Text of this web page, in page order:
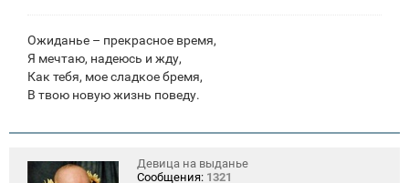
Ожиданье – прекрасное время,
Я мечтаю, надеюсь и жду,
Как тебя, мое сладкое бремя,
В твою новую жизнь поведу.
Девица на выданье
Сообщения: 1321